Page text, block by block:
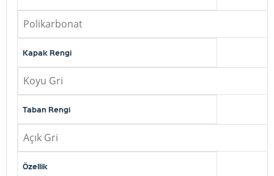
Polikarbonat
Kapak Rengi
Koyu Gri
Taban Rengi
Açık Gri
Özellik